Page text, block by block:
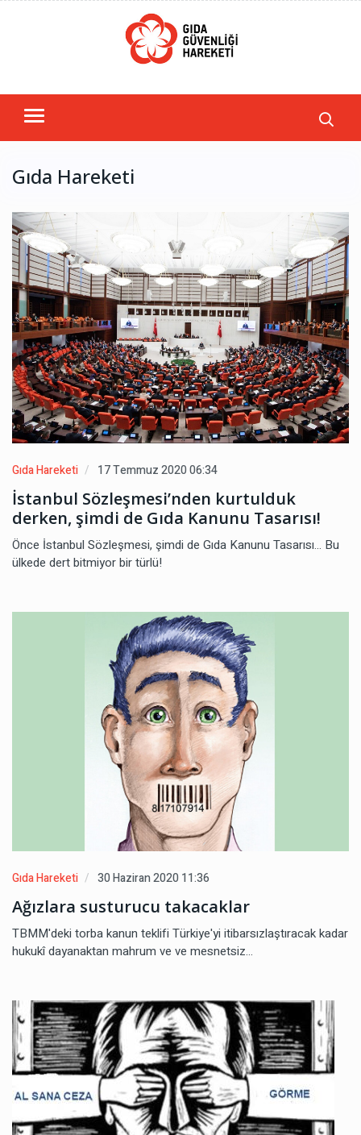
Gıda Hareketi
Gıda Hareketi 17 Temmuz 2020 06:34
İstanbul Sözleşmesi’nden kurtulduk
derken, şimdi de Gıda Kanunu Tasarısı!
Önce İstanbul Sözleşmesi, şimdi de Gıda Kanunu Tasarısı... Bu
ülkede dert bitmiyor bir türlü!
Gıda Hareketi 30 Haziran 2020 11:36
Ağızlara susturucu takacaklar
TBMM'deki torba kanun teklifi Türkiye'yi itibarsızlaştıracak kadar
hukukî dayanaktan mahrum ve ve mesnetsiz...